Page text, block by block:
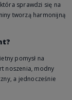
sprawdzi się na
tworzą harmonijną
pomysł na
noszenia, modny
a jednocześnie